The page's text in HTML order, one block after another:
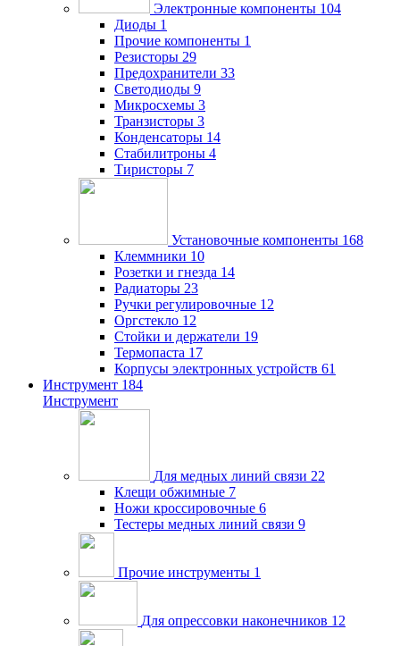
Электронные компоненты 104
Диоды 1
Прочие компоненты 1
Резисторы 29
Предохранители 33
Светодиоды 9
Микросхемы 3
Транзисторы 3
Конденсаторы 14
Стабилитроны 4
Тиристоры 7
Установочные компоненты 168
Клеммники 10
Розетки и гнезда 14
Радиаторы 23
Ручки регулировочные 12
Оргстекло 12
Стойки и держатели 19
Термопаста 17
Корпусы электронных устройств 61
Инструмент 184
Инструмент
Для медных линий связи 22
Клещи обжимные 7
Ножи кроссировочные 6
Тестеры медных линий связи 9
Прочие инструменты 1
Для опрессовки наконечников 12